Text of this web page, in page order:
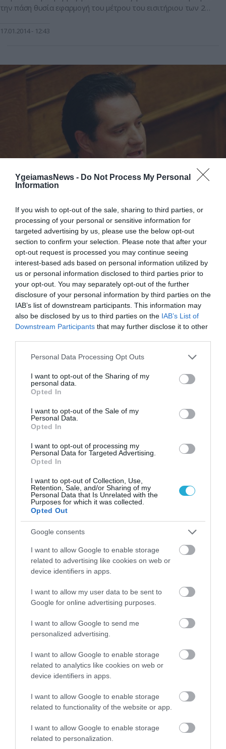
YgeiamasNews - Do Not Process My Personal
Information
If you wish to opt-out of the sale, sharing to third parties, or
processing of your personal or sensitive information for
targeted advertising by us, please use the below opt-out
section to confirm your selection. Please note that after your
opt-out request is processed you may continue seeing
interest-based ads based on personal information utilized by
us or personal information disclosed to third parties prior to
your opt-out. You may separately opt-out of the further
disclosure of your personal information by third parties on the
IAB’s list of downstream participants. This information may
also be disclosed by us to third parties on the IAB’s List of
Downstream Participants that may further disclose it to other
Please note that this website/app uses one or more Google
not limited to your visit or usage behaviour. You may click to
grant or deny consent to Google and its third-party tags to
use your data for below specified purposes in below Google
consent section.
Personal Data Processing Opt Outs
I want to opt-out of the Sharing of my
personal data.
Opted In
I want to opt-out of the Sale of my
Personal Data.
Opted In
I want to opt-out of processing my
Personal Data for Targeted Advertising.
Opted In
I want to opt-out of Collection, Use,
Retention, Sale, and/or Sharing of my
Personal Data that Is Unrelated with the
Purposes for which it was collected.
Opted Out
Google consents
I want to allow Google to enable storage
related to advertising like cookies on web or
device identifiers in apps.
I want to allow my user data to be sent to
Google for online advertising purposes.
I want to allow Google to send me
personalized advertising.
I want to allow Google to enable storage
related to analytics like cookies on web or
device identifiers in apps.
I want to allow Google to enable storage
related to functionality of the website or app.
I want to allow Google to enable storage
related to personalization.
την πάση θυσία εφαρμογή του μέτρου του εισιτήριου των 25
του ήταν σωστή ενώ η απόσυρσή του «λάθος».. Τις θέσεις
17.01.2014 12:43
ΥΓΕΙΑ & ΠΟΛΙΤΙΚΗ
Άδωνις: “Θα καταργήσω το 25ευρω μόνο αν
Μέσα στην εβδομάδα αναμένεται να συναντηθεί ο Άδωνις
Γεωργιάδης με τους βουλευτές του ΠΑΣΟΚ που διαφωνούν
με το μέτρο των 25ευρώ για την εισαγωγή στα δημόσια
νοσοκομεία της χώρας. “Η ρύθμιση μπορεί να καταργηθεί
εφόσον βρεθεί κάποιο ισοδύναμο μέτρο”, δήλωσε ο υπουγός
Υγείας. Ο Άδωνις Γεωργιάδης συνεχίζει να υποστηρίζει ότι το
ο μέτρο των 25 […]
06.01.2014 09:08
ΥΓΕΙΑ & ΠΟΛΙΤΙΚΗ
Κλυδωνίζεται η συγκυβέρνηση από το 25ευρω
συγκυβέρνησης για την επιβολή «εισιτηρίου» 25 ευρώ για
νοσηλεία στα δημόσια νοσοκομεία. Την ώρα που ο υπουργός
συγκεκριμένο μέτρο, ζητούσε από το ΠΑΣΟΚ να προτείνει
ισοδύναμα, ο υφυπουργός Εργασίας Βασίλης Κεγκέρογλου, με
δήλωσή του στο ΑΠΕ-ΜΠΕ, άφηνε ανοιχτό το θέμα,
σημειώνοντας ότι είναι αντικείμενο […]
03.01.2014 14:37
ΥΓΕΙΑ & ΠΟΛΙΤΙΚΗ
Σαμαράς σε Άδωνι: “Τα 25 ευρώ στα
νοσοκομεία ισχύουν και για τους
αλλοδαπούς;”
Οι μεταρρυθμίσεις και τα μέτρα στον τομέα της Υγείας
οποίος είχε απορίες για τις λεπτομέρειες στο θέμα του
εισιτηρίου των 25 ευρώ στα νοσοκομεία. Φυσικά δεν θα
μπορούσε να βρεθεί καταλληλότερος από τον ίδιο τον Άδωνι
Γεωργιάδη να του τις λύσει, κάτι που έλαβε χώρα την
Πρωτοχρονιά στο […]